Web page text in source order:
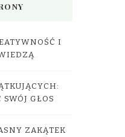
I
GŁOS
ZAKĄTEK